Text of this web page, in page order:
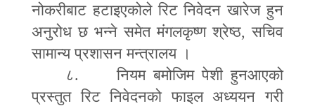
नोकरीबाट हटाइएकोले रिट निवेदन खारेज हुन
अनुरोध छ भन्ने समेत मंगलकृष्ण श्रेष्ठ,सचिव
सामान्य प्रशासन मन्त्रालय ।
८. नियम बमोजिम पेशी हुनआएको
प्रस्तुत रिट निवेदनको फाइल अध्ययन गरी